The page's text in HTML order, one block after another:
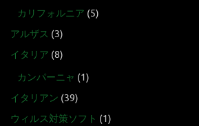
カリフォルニア (5)
アルザス (3)
イタリア (8)
カンパーニャ (1)
イタリアン (39)
ウィルス対策ソフト (1)